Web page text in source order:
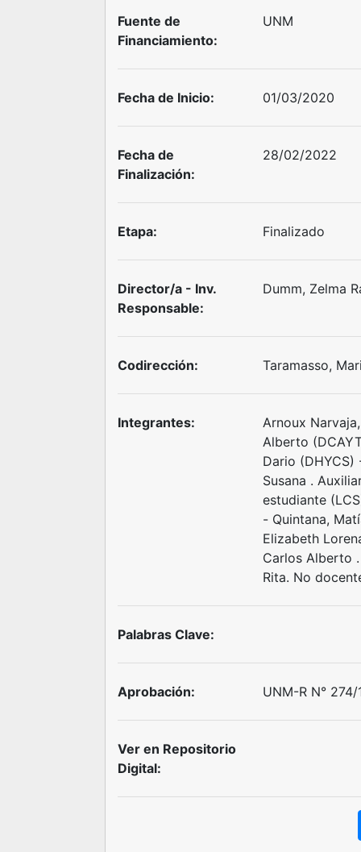
Fuente de
Financiamiento:
UNM
Fecha de Inicio: 01/03/2020
Fecha de
Finalización:
28/02/2022
Etapa: Finalizado
Director/a - Inv.
Responsable:
Dumm, Zelma
Codirección: Taramasso,
Integrantes:
Arnoux
Alberto
Dario (DHYCS)
Susana .
estudiante
- Quintana,
Elizabeth
Carlos Alberto
Rita. No
Palabras Clave:
Aprobación: UNM-R N°
Ver en Repositorio
Digital: